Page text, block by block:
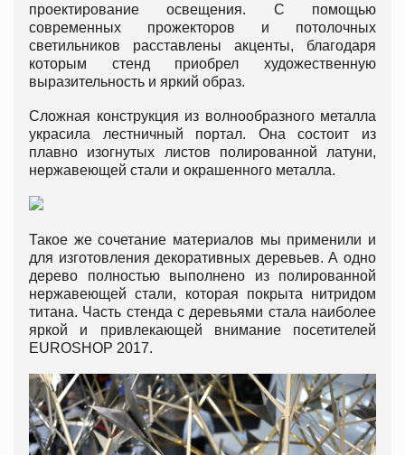
проектирование освещения. С помощью
современных прожекторов и потолочных
светильников расставлены акценты, благодаря
которым стенд приобрел художественную
выразительность и яркий образ.
Сложная конструкция из волнообразного металла
украсила лестничный портал. Она состоит из
плавно изогнутых листов полированной латуни,
нержавеющей стали и окрашенного металла.
Такое же сочетание материалов мы применили и
для изготовления декоративных деревьев. А одно
дерево полностью выполнено из полированной
нержавеющей стали, которая покрыта нитридом
титана. Часть стенда с деревьями стала наиболее
яркой и привлекающей внимание посетителей
EUROSHOP 2017.